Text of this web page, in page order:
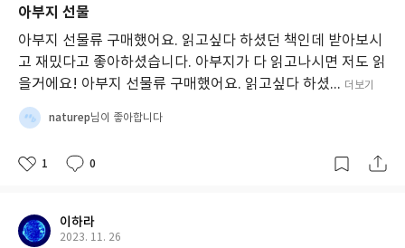
아부지 선물
아부지 선물류 구매했어요. 읽고싶다 하셨던 책인데 받아보시
고 재밌다고 좋아하셨습니다. 아부지가 다 읽고나시면 저도 읽
을거에요! 아부지 선물류 구매했어요. 읽고싶다 하셨... 더보기
naturep님이 좋아합니다
1 0
이하라
2023. 11. 26